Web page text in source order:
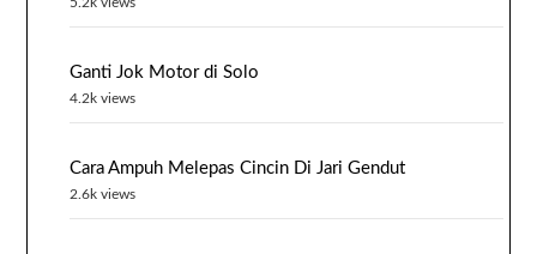
Ganti Jok Motor di Solo
4.2k views
Cara Ampuh Melepas Cincin Di Jari Gendut
2.6k views